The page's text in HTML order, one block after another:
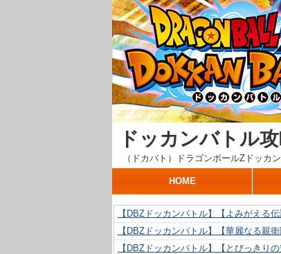
ドッカンバトル
（ドカバト）ドラゴンボールZドッカ
HOME
【DBZドッカンバトル】【よみがえる
【DBZドッカンバトル】【華麗なる親
【DBZドッカンバトル】【とびっきり